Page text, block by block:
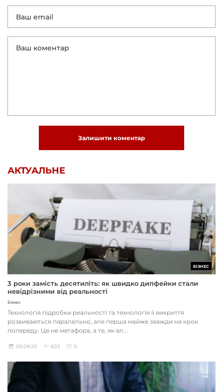
Залишити коментар
АКТУАЛЬНЕ
БІЗНЕС
3 роки замість десятиліть: як швидко дипфейки стали
невідрізними від реальності
Бізнес
Технологія підробки реальності та технологія її викриття
розвиваються паралельно, але перша майже завжди на крок
попереду. Це не метафора, а те, як вл...
05.08.26 602 0